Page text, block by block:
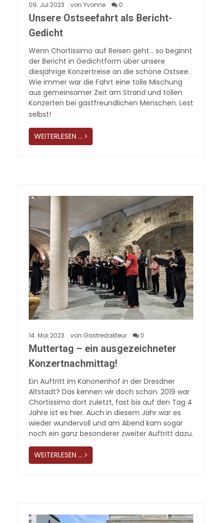
09. Jul 2023 von Yvonne 0
Unsere Ostseefahrt als Bericht-
Gedicht
Wenn Chortissimo auf Reisen geht… so beginnt
der Bericht in Gedichtform über unsere
diesjährige Konzertreise an die schöne Ostsee.
Wie immer war die Fahrt eine tolle Mischung
aus gemeinsamer Zeit am Strand und tollen
Konzerten bei gastfreundlichen Menschen. Lest
selbst!
WEITERLESEN …
14. Mai 2023 von Gastredakteur 0
Muttertag – ein ausgezeichneter
Konzertnachmittag!
Ein Auftritt im Kanonenhof in der Dresdner
Altstadt? Das kennen wir doch schon. 2019 war
Chortissimo dort zuletzt, fast bis auf den Tag 4
Jahre ist es hier. Auch in diesem Jahr war es
wieder wundervoll und am Abend kam sogar
noch ein ganz besonderer zweiter Auftritt dazu.
WEITERLESEN …